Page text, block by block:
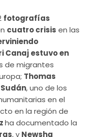
fotografías
cuatro crisis en las
Canaj estuvo en
de migrantes
Thomas
, uno de los
en el
en la región de
ha documentado la
, y Newsha